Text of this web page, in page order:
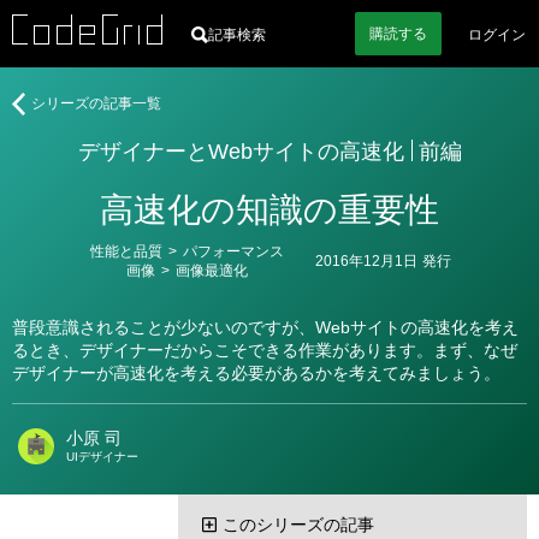
記事検索 購読する ログイン
デザイナーとWebサイトの高速化 前編
高速化の知識の重要性
普段意識されることが少ないのですが、Webサイトの高速化を考え
るとき、デザイナーだからこそできる作業があります。まず、なぜ
デザイナーが高速化を考える必要があるかを考えてみましょう。
カ
ー
性能と品質 > パフォーマンス
画像 > 画像最適化
2016年12月1日 発行
者
小原 司
UIデザイナー
デ
ト
の
高
速
化
シリーズの記事一覧
このシリーズの記事